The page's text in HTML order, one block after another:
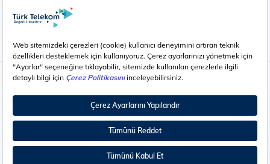
İşaret Dili Çevirisi
Çerez Ayarları